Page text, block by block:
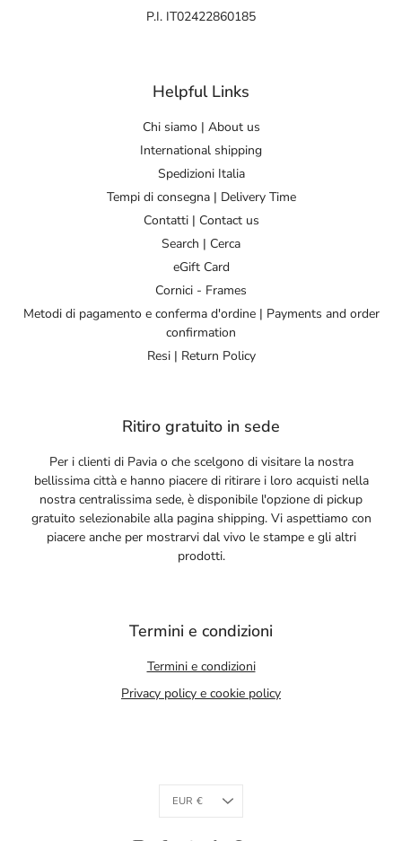
P.I. IT02422860185
Helpful Links
Chi siamo | About us
International shipping
Spedizioni Italia
Tempi di consegna | Delivery Time
Contatti | Contact us
Search | Cerca
eGift Card
Cornici - Frames
Metodi di pagamento e conferma d'ordine | Payments and order
confirmation
Resi | Return Policy
Ritiro gratuito in sede
Per i clienti di Pavia o che scelgono di visitare la nostra
bellissima città e hanno piacere di ritirare i loro acquisti nella
nostra centralissima sede, è disponibile l'opzione di pickup
gratuito selezionabile alla pagina shipping. Vi aspettiamo con
piacere anche per mostrarvi dal vivo le stampe e gli altri
prodotti.
Termini e condizioni
Termini e condizioni
Privacy policy e cookie policy
Currency
EUR €